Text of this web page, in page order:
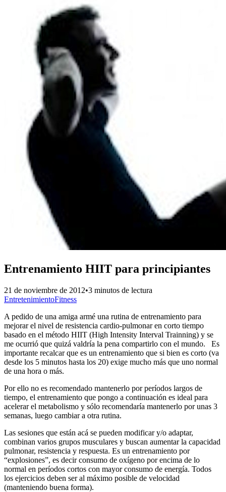
Entrenamiento HIIT para principiantes
21 de noviembre de 2012•3 minutos de lectura
EntretenimientoFitness
A pedido de una amiga armé una rutina de entrenamiento para
mejorar el nivel de resistencia cardio-pulmonar en corto tiempo
basado en el método HIIT (High Intensity Interval Trainning) y se
me ocurrió que quizá valdría la pena compartirlo con el mundo. Es
importante recalcar que es un entrenamiento que si bien es corto (va
desde los 5 minutos hasta los 20) exige mucho más que uno normal
de una hora o más.
Por ello no es recomendado mantenerlo por períodos largos de
tiempo, el entrenamiento que pongo a continuación es ideal para
acelerar el metabolismo y sólo recomendaría mantenerlo por unas 3
semanas, luego cambiar a otra rutina.
Las sesiones que están acá se pueden modificar y/o adaptar,
combinan varios grupos musculares y buscan aumentar la capacidad
pulmonar, resistencia y respuesta. Es un entrenamiento por
“explosiones”, es decir consumo de oxígeno por encima de lo
normal en períodos cortos con mayor consumo de energía. Todos
los ejercicios deben ser al máximo posible de velocidad
(manteniendo buena forma).